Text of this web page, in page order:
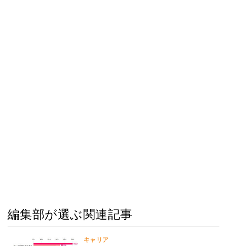
編集部が選ぶ関連記事
キャリア